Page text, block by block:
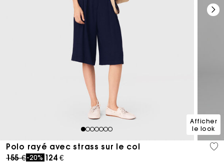
1234567
Afficher
le look
Polo rayé avec strass sur le col
Price reduced from
155 €to
-20% 124 €